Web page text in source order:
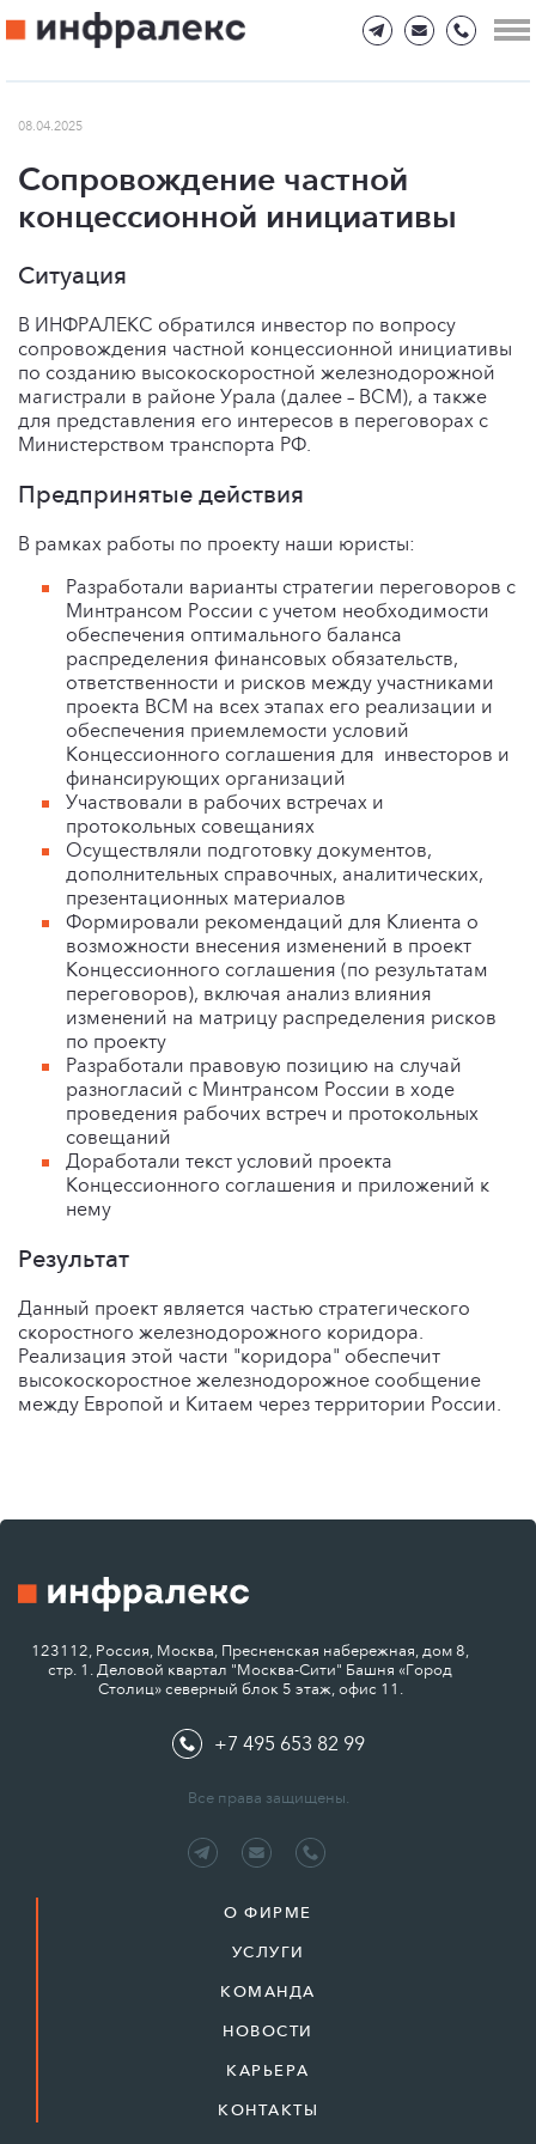
08.04.2025
Сопровождение частной
концессионной инициативы
Ситуация
В ИНФРАЛЕКС обратился инвестор по вопросу
сопровождения частной концессионной инициативы
по созданию высокоскоростной железнодорожной
магистрали в районе Урала (далее – ВСМ), а также
для представления его интересов в переговорах с
Министерством транспорта РФ.
Предпринятые действия
В рамках работы по проекту наши юристы:
Разработали варианты стратегии переговоров с
Минтрансом России с учетом необходимости
обеспечения оптимального баланса
распределения финансовых обязательств,
ответственности и рисков между участниками
проекта ВСМ на всех этапах его реализации и
обеспечения приемлемости условий
Концессионного соглашения для инвесторов и
финансирующих организаций
Участвовали в рабочих встречах и
протокольных совещаниях
Осуществляли подготовку документов,
дополнительных справочных, аналитических,
презентационных материалов
Формировали рекомендаций для Клиента о
возможности внесения изменений в проект
Концессионного соглашения (по результатам
переговоров), включая анализ влияния
изменений на матрицу распределения рисков
по проекту
Разработали правовую позицию на случай
разногласий с Минтрансом России в ходе
проведения рабочих встреч и протокольных
совещаний
Доработали текст условий проекта
Концессионного соглашения и приложений к
нему
Результат
Данный проект является частью стратегического
скоростного железнодорожного коридора.
Реализация этой части "коридора" обеспечит
высокоскоростное железнодорожное сообщение
между Европой и Китаем через территории России.
123112, Россия, Москва, Пресненская набережная, дом 8,
стр. 1. Деловой квартал "Москва-Сити" Башня «Город
Столиц» северный блок 5 этаж, офис 11.
+7 495 653 82 99
Все права защищены.
О ФИРМЕ
УСЛУГИ
КОМАНДА
НОВОСТИ
КАРЬЕРА
КОНТАКТЫ